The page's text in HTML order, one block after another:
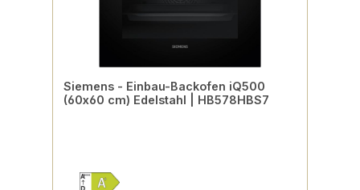
Siemens - Einbau-Backofen iQ500
(60x60 cm) Edelstahl | HB578HBS7